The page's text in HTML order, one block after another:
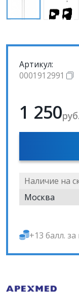
Артикул:
0001912991
1 250руб.
Наличие на
Москва
+13 балл. за